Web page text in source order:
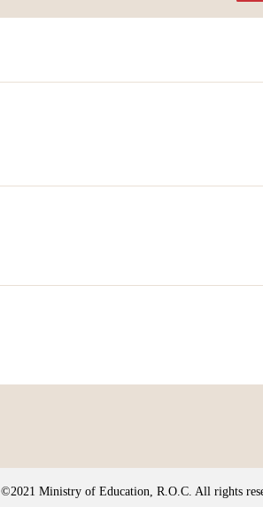
©2021 Ministry of Education, R.O.C. All rights